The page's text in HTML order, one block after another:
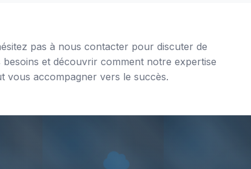
pas à nous contacter pour discuter de
besoins et découvrir comment notre expertise
vous accompagner vers le succès.